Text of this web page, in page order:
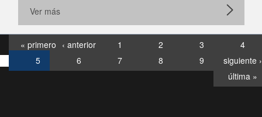
Ver más
« primero ‹ anterior 1 2 3
4
5
6 7 8 9
siguiente ›
última »